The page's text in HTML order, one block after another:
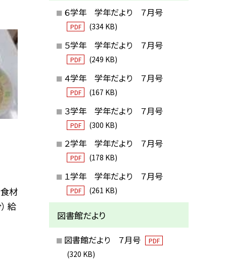
材
給
６学年 学年だより ７月号
PDF (334 KB)
５学年 学年だより ７月号
PDF (249 KB)
４学年 学年だより ７月号
PDF (167 KB)
３学年 学年だより ７月号
PDF (300 KB)
２学年 学年だより ７月号
PDF (178 KB)
１学年 学年だより ７月号
PDF (261 KB)
図書館だより
図書館だより ７月号 PDF
(320 KB)